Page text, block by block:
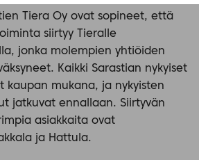
Tiera Oy ovat sopineet, että
siirtyy Tieralle
jonka molempien yhtiöiden
Kaikki Sarastian nykyiset
kaupan mukana, ja nykyisten
jatkuvat ennallaan. Siirtyvän
asiakkaita ovat
ja Hattula.